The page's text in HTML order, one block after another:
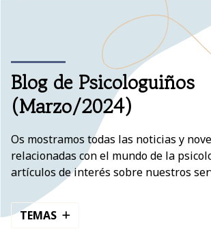
Blog de Psicologuiños
(Marzo/2024)
Os mostramos todas las noticias y
relacionadas con el mundo de la
artículos de interés sobre nuestros
TEMAS